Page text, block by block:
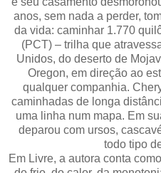
anos, sem nada a perder,
da vida: caminhar 1.770
(PCT) – trilha que
Unidos, do deserto de
Oregon, em direção ao
qualquer companhia.
caminhadas de longa
uma linha num mapa. Em
deparou com ursos,
todo tipo
Em Livre, a autora conta